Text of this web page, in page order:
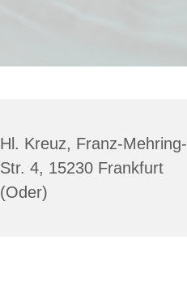
Hl. Kreuz, Franz-Mehring-
Str. 4, 15230 Frankfurt
(Oder)